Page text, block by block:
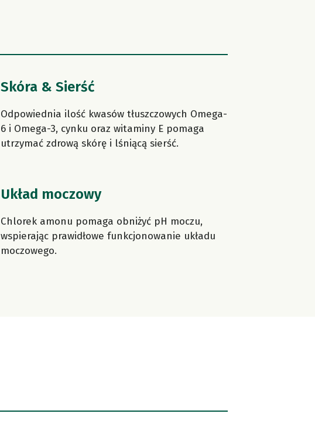
Skóra & Sierść
Odpowiednia ilość kwasów tłuszczowych Omega-
6 i Omega-3, cynku oraz witaminy E pomaga
utrzymać zdrową skórę i lśniącą sierść.
Układ moczowy
Chlorek amonu pomaga obniżyć pH moczu,
wspierając prawidłowe funkcjonowanie układu
moczowego.